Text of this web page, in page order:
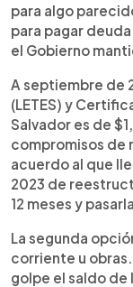
para algo
para pagar
el Gobierno
A septiembre de
(LETES) y
Salvador es de
compromisos de
acuerdo al que
2023 de
12 meses y
La segunda
corriente u
golpe el saldo de